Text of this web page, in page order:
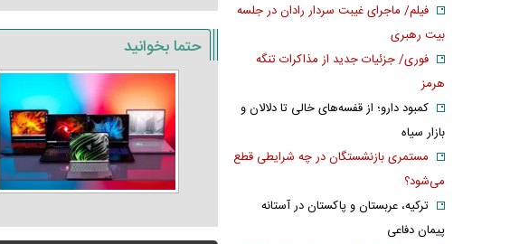
حتما بخوانید
فیلم/ ماجرای غیبت سردار رادان در جلسه
بیت رهبری
فوری/ جزئیات جدید از مذاکرات تنگه
هرمز
کمبود دارو؛ از قفسه‌های خالی تا دلالان و
بازار سیاه
مستمری بازنشستگان در چه شرایطی قطع
می‌شود؟
ترکیه، عربستان و پاکستان در آستانه
پیمان دفاعی